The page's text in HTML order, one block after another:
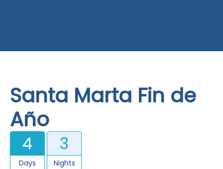
Santa Marta Fin de
Año
4
Days
3
Nights